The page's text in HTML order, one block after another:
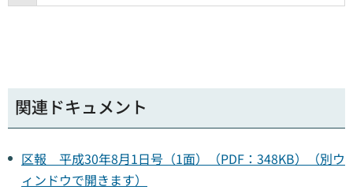
関連ドキュメント
区報 平成30年8月1日号（1面）（PDF：348KB）（別ウ
ィンドウで開きます）